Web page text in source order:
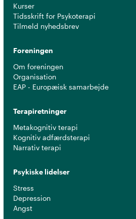
Kurser
Tidsskrift for Psykoterapi
Tilmeld nyhedsbrev
Foreningen
Om foreningen
Organisation
EAP - Europæisk samarbejde
Terapiretninger
Metakognitiv terapi
Kognitiv adfærdsterapi
Narrativ terapi
Psykiske lidelser
Stress
Depression
Angst